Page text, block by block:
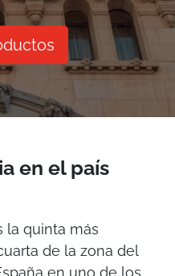
en el país
la quinta más
de la zona del
en uno de los